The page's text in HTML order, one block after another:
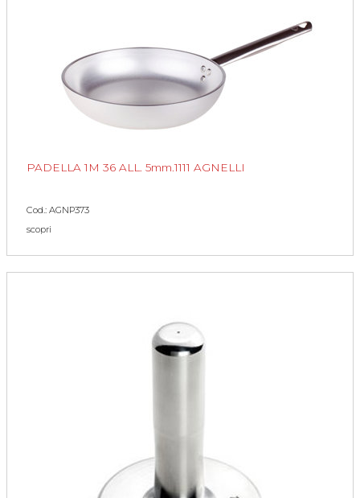
PADELLA 1M 36 ALL. 5mm.1111 AGNELLI
Cod.: AGNP373
scopri